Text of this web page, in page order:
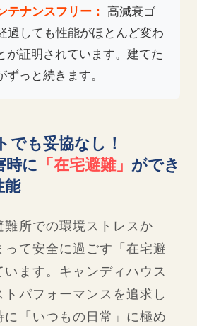
テナンスフリー： 高減衰ゴ
過しても性能がほとんど変わ
が証明されています。建てた
っと続きます。
も妥協なし！
時に 「在宅避難」 ができ
能
所での環境ストレスか
って安全に過ごす「在宅避
ます。キャンディハウス
パフォーマンスを追求し
「いつもの日常」に極め